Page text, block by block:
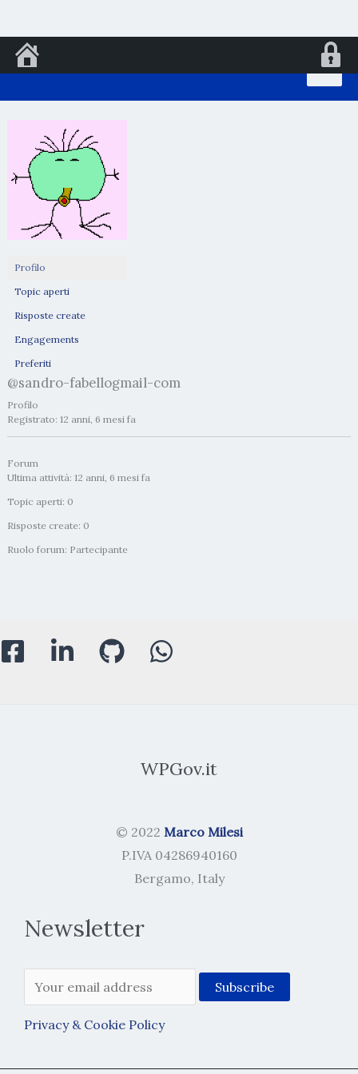
al
Profilo
Topic aperti
Risposte create
Engagements
Preferiti
@sandro-fabellogmail-com
Profilo
Registrato: 12 anni, 6 mesi fa
Forum
Ultima attività: 12 anni, 6 mesi fa
Topic aperti: 0
Risposte create: 0
Ruolo forum: Partecipante
WPGov.it
© 2022 Marco Milesi
P.IVA 04286940160
Bergamo, Italy
Newsletter
Privacy & Cookie Policy